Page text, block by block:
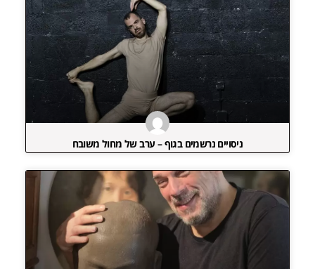
ניסויים נרשמים בגוף – ערב של מחול משובח